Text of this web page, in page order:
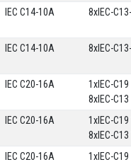
IEC C14-10A 8хIEC-
IEC C14-10A 8хIEC-
IEC C20-16A
1хIEC-
8хIEC-
IEC C20-16A
1хIEC-
8хIEC-
IEC C20-16A
1хIEC-